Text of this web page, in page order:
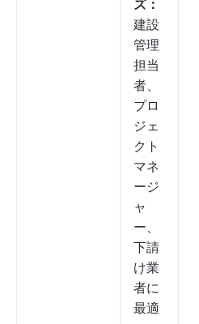
ズ：
建設
管理
担当
者、
プロ
ジェ
クト
マネ
ージ
ャ
ー、
下請
け業
者に
最適